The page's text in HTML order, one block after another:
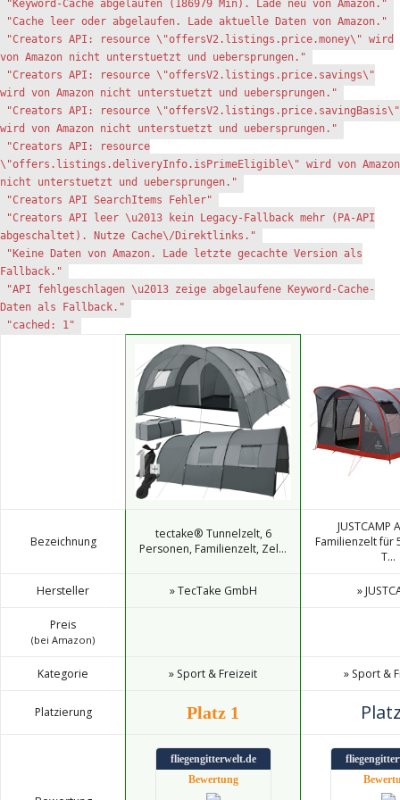
"Keyword-Cache abgelaufen (186979 Min). Lade neu von Amazon."
"Cache leer oder abgelaufen. Lade aktuelle Daten von Amazon."
"Creators API: resource \"offersV2.listings.price.money\" wird
von Amazon nicht unterstuetzt und uebersprungen."
"Creators API: resource \"offersV2.listings.price.savings\"
wird von Amazon nicht unterstuetzt und uebersprungen."
"Creators API: resource \"offersV2.listings.price.savingBasis\"
wird von Amazon nicht unterstuetzt und uebersprungen."
"Creators API: resource
\"offers.listings.deliveryInfo.isPrimeEligible\" wird von Amazon
nicht unterstuetzt und uebersprungen."
"Creators API SearchItems Fehler"
"Creators API leer \u2013 kein Legacy-Fallback mehr (PA-API
abgeschaltet). Nutze Cache\/Direktlinks."
"Keine Daten von Amazon. Lade letzte gecachte Version als
Fallback."
"API fehlgeschlagen \u2013 zeige abgelaufene Keyword-Cache-
Daten als Fallback."
"cached: 1"
Bezeichnung
tectake® Tunnelzelt, 6
Personen, Familienzelt, Zel...
JUSTCAMP
Familienzelt für
T...
Hersteller » TecTake GmbH »
Preis
(bei Amazon)
Kategorie » Sport & Freizeit » Sport &
Platzierung Platz 1
fliegengitterwelt.de
Bewertung